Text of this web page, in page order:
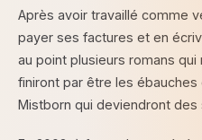
Après avoir travaillé comme
payer ses factures et en
au point plusieurs romans qui
finiront par être les ébauches
Mistborn qui deviendront